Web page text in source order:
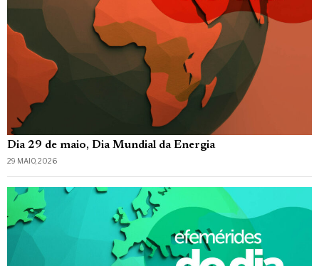
Dia 29 de maio, Dia Mundial da Energia
29 MAIO, 2026